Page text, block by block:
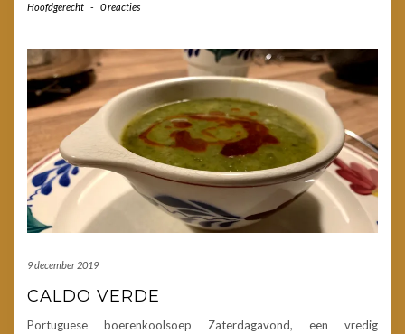
Hoofdgerecht - 0 reacties
9 december 2019
CALDO VERDE
Portuguese boerenkoolsoep Zaterdagavond, een vredig